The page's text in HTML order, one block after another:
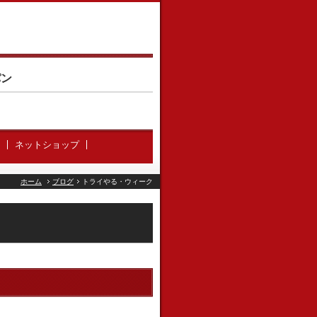
ネットショップ
ホーム ブログ トライやる・ウィーク